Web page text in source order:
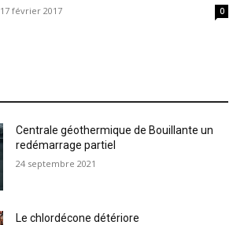
17 février 2017 0
Centrale géothermique de Bouillante un
redémarrage partiel
24 septembre 2021
Le chlordécone détériore